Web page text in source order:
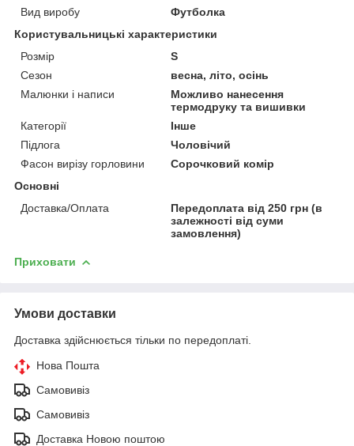
Вид виробу
Футболка
Користувальницькі характеристики
Розмір
S
Сезон
весна, літо, осінь
Малюнки і написи
Можливо нанесення
термодруку та вишивки
Категорії
Інше
Підлога
Чоловічий
Фасон вирізу горловини
Сорочковий комір
Основні
Доставка/Оплата
Передоплата від 250 грн (в
залежності від суми
замовлення)
Приховати
Умови доставки
Доставка здійснюється тільки по передоплаті.
Нова Пошта
Самовивіз
Самовивіз
Доставка Новою поштою